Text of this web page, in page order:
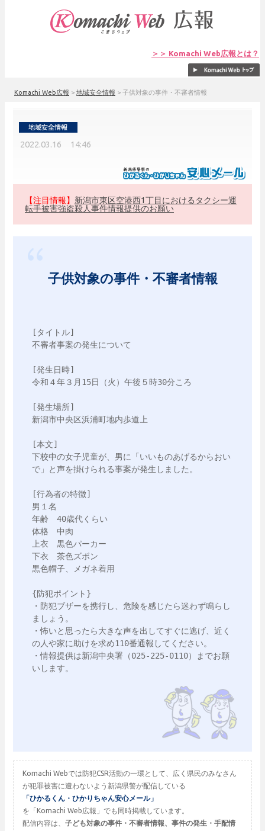
＞＞ Komachi Web広報とは？
Komachi Web広報 > 地域安全情報 > 子供対象の事件・不審者情報
2022.03.16 14:46
【注目情報】 新潟市東区空港西1丁目におけるタクシー運
転手被害強盗殺人事件情報提供のお願い
子供対象の事件・不審者情報
[タイトル]
不審者事案の発生について
[発生日時]
令和４年３月15日（火）午後５時30分ころ
[発生場所]
新潟市中央区浜浦町地内歩道上
[本文]
下校中の女子児童が、男に「いいものあげるからおい
で」と声を掛けられる事案が発生しました。
[行為者の特徴]
男１名
年齢　40歳代くらい
体格　中肉
上衣　黒色パーカー
下衣　茶色ズボン
黒色帽子、メガネ着用
{防犯ポイント}
・防犯ブザーを携行し、危険を感じたら迷わず鳴らし
ましょう。
・怖いと思ったら大きな声を出してすぐに逃げ、近く
の人や家に助けを求め110番通報してください。
・情報提供は新潟中央署（025-225-0110）までお願
いします。
Komachi Webでは防犯CSR活動の一環として、広く県民のみなさん
が犯罪被害に遭わないよう新潟県警が配信している
「ひかるくん・ひかりちゃん安心メール」
を「Komachi Web広報」でも同時掲載しています。
配信内容は、 子ども対象の事件・不審者情報、事件の発生・手配情